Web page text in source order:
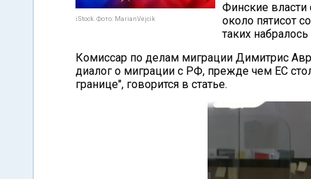
iStock. Фото: MarianVejcik
Финские власти
около пятисот
таких
Комиссар по делам миграции Димитрис
диалог о миграции с РФ, прежде чем ЕС
границе", говорится в статье.